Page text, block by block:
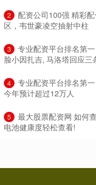
2
配资公司100强 精彩
区，韦世豪凌空抽射中柱
3
专业配资平台排名第
脸小因扎吉, 马洛塔回应三
4
专业配资平台排名第
今年预计超过12万人
5
最大股票配资网 如何
电池健康度轻松查看!